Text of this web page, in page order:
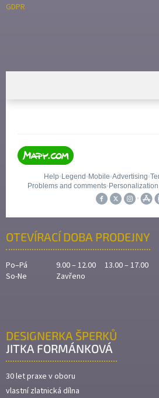
GDPR
OTEVÍRACÍ DOBA PRODEJNY
Po–Pá
9.00 – 12.00 13.00 – 17.00
So-Ne
Zavřeno
DESIGNERKA ŠPERKŮ
JITKA FORMÁNKOVÁ
30 let praxe v oboru
vlastní zlatnická dílna